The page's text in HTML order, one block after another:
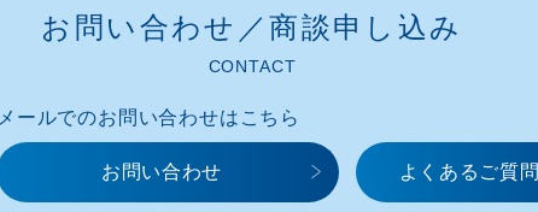
お問い合わせ／商談申し込み​
CONTACT
メールでのお問い合わせはこちら
お問い合わせ​ よくあるご質問